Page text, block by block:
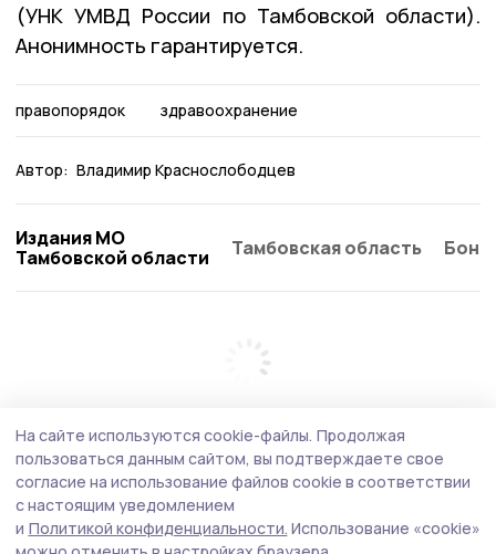
(УНК УМВД России по Тамбовской области).
Анонимность гарантируется.
правопорядок здравоохранение
Автор: Владимир Краснослободцев
Издания МО
Тамбовской области
Тамбовская область
На сайте используются cookie-файлы. Продолжая
пользоваться данным сайтом, вы подтверждаете свое
согласие на использование файлов cookie в соответствии
с настоящим уведомлением
и Политикой конфиденциальности. Использование «cookie»